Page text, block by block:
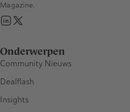
Onderwerpen
Community Nieuws
Dealflash
Insights
Magazine.